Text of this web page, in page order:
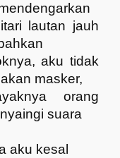
lautan jauh
aku tidak
masker,
orang
suara
aku kesal